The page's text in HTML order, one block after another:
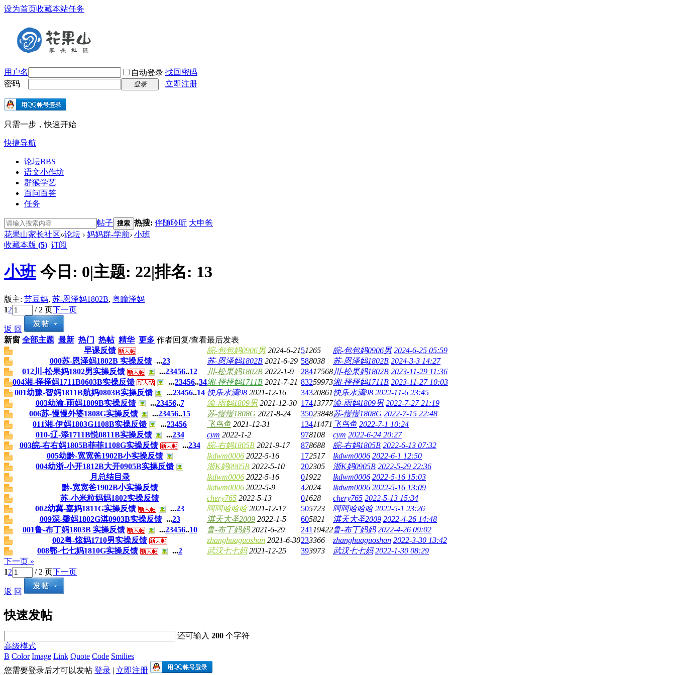
设为首页收藏本站任务
用户名 自动登录 找回密码
密码
登录 立即注册
只需一步，快速开始
快捷导航
论坛BBS
语文小作坊
群猴学艺
百问百答
任务
帖子 搜索 热搜: 伴随聆听 大申爸
花果山家长社区»论坛 › 妈妈群-学前› 小班
收藏本版 (5) |订阅
小班 今日: 0|主题: 22|排名: 13
版主: 芸豆妈, 苏-恩泽妈1802B, 粤瞳泽妈
12 / 2 页下一页
返 回
新窗 全部主题 最新 热门 热帖 精华 更多 作者回复/查看最后发表
早课反馈
皖-包包妈0906男 2024-6-2151265 皖-包包妈0906男 2024-6-25 05:59
000苏-恩泽妈1802B 实操反馈 ...23 苏-恩泽妈1802B 2021-6-29 588038 苏-恩泽妈1802B 2024-3-3 14:27
012川-松果妈1802男实操反馈
...23456..12 川-松果妈1802B 2022-1-9 28417568川-松果妈1802B 2023-11-29 11:36
004湘-择择妈1711B0603B实操反馈
...23456..34湘-择择妈1711B 2021-7-21 83259973湘-择择妈1711B 2023-11-27 10:03
001幼豫-智妈1811B航妈0803B实操反馈
...23456..14 快乐水滴98 2021-12-16 34320861快乐水滴98 2022-11-6 23:45
003幼渝-雨妈1809B实操反馈
...23456..7 渝-雨妈1809男 2021-12-30 17413777渝-雨妈1809男 2022-7-27 21:19
006苏-慢慢外婆1808G实操反馈
...23456..15 苏-慢慢1808G 2021-8-24 35023848苏-慢慢1808G 2022-7-15 22:48
011湘-伊妈1803G1108B实操反馈
...23456 飞鸟鱼 2021-12-31 13411471 飞鸟鱼 2022-7-1 10:24
010-辽-添1711B悦0811B实操反馈
...234 cym 2022-1-2 978108 cym 2022-6-24 20:27
003皖-右右妈1805B菲菲1108G实操反馈
...234 皖-右妈1805B 2021-9-17 878688 皖-右妈1805B 2022-6-13 07:32
005幼黔-宽宽爸1902B小实操反馈
lkdwm0006 2022-5-16 172517 lkdwm0006 2022-6-1 12:50
004幼浙-小开1812B大开0905B实操反馈
浙K妈0905B 2022-5-10 202305 浙K妈0905B 2022-5-29 22:36
月总结目录
lkdwm0006 2022-5-16 01922 lkdwm0006 2022-5-16 15:03
黔-宽宽爸1902B小实操反馈
lkdwm0006 2022-5-9 42024 lkdwm0006 2022-5-16 13:09
苏-小米粒妈妈1802实操反馈
chery765 2022-5-13 01628 chery765 2022-5-13 15:34
002幼冀-嘉妈1811G实操反馈
...23 呵呵哈哈哈 2021-12-17 505723 呵呵哈哈哈 2022-5-1 23:26
009深-馨妈1802G淇0903B实操反馈 ...23 淇天大圣2009 2022-1-5 605821 淇天大圣2009 2022-4-26 14:48
001鲁-布丁妈1803B 实操反馈
...23456..10 鲁-布丁妈妈 2021-6-29 241 19422鲁-布丁妈妈 2022-4-26 09:02
002粤-炫妈1710男实操反馈
zhanghuaguoshan 2021-6-30233366 zhanghuaguoshan 2022-3-30 13:42
008鄂-七七妈1810G实操反馈
...2 武汉七七妈 2021-12-25 393973 武汉七七妈 2022-1-30 08:29
下一页 »
12 / 2 页下一页
返 回
快速发帖
还可输入200 个字符
高级模式
B Color Image Link Quote Code Smilies
您需要登录后才可以发帖 登录 | 立即注册